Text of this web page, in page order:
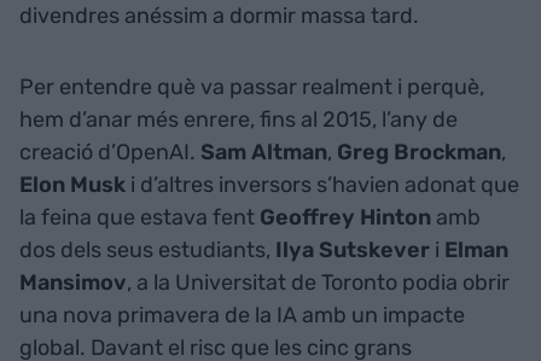
divendres anéssim a dormir massa tard.
Per entendre què va passar realment i perquè,
hem d’anar més enrere, fins al 2015, l’any de
creació d’OpenAI. Sam Altman, Greg Brockman,
Elon Musk i d’altres inversors s’havien adonat que
la feina que estava fent Geoffrey Hinton amb
dos dels seus estudiants, Ilya Sutskever i Elman
Mansimov, a la Universitat de Toronto podia obrir
una nova primavera de la IA amb un impacte
global. Davant el risc que les cinc grans